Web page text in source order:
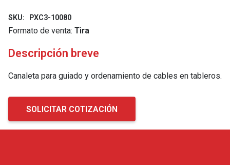
SKU: PXC3-10080
Formato de venta: Tira
Descripción breve
Canaleta para guiado y ordenamiento de cables en tableros.
SOLICITAR COTIZACIÓN